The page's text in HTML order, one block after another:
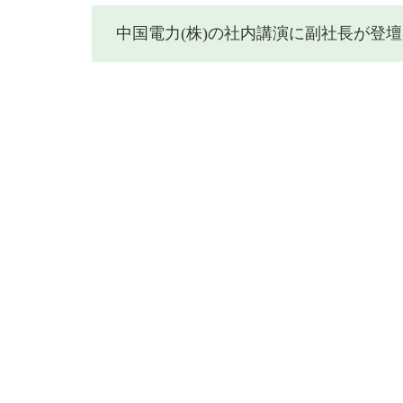
中国電力(株)の社内講演に副社長が登